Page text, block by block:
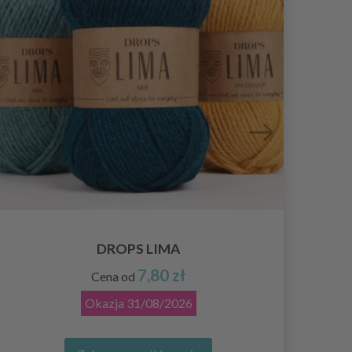
DROPS LIMA
Cena od 7,80 zł
Okazja 31/08/2026